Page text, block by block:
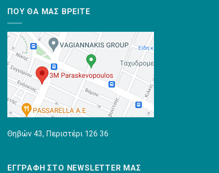
ΠΟΥ ΘΑ ΜΑΣ ΒΡΕΊΤΕ
Θηβών 43, Περιστέρι 126 36
ΕΓΓΡΑΦΉ ΣΤΟ NEWSLETTER ΜΑΣ